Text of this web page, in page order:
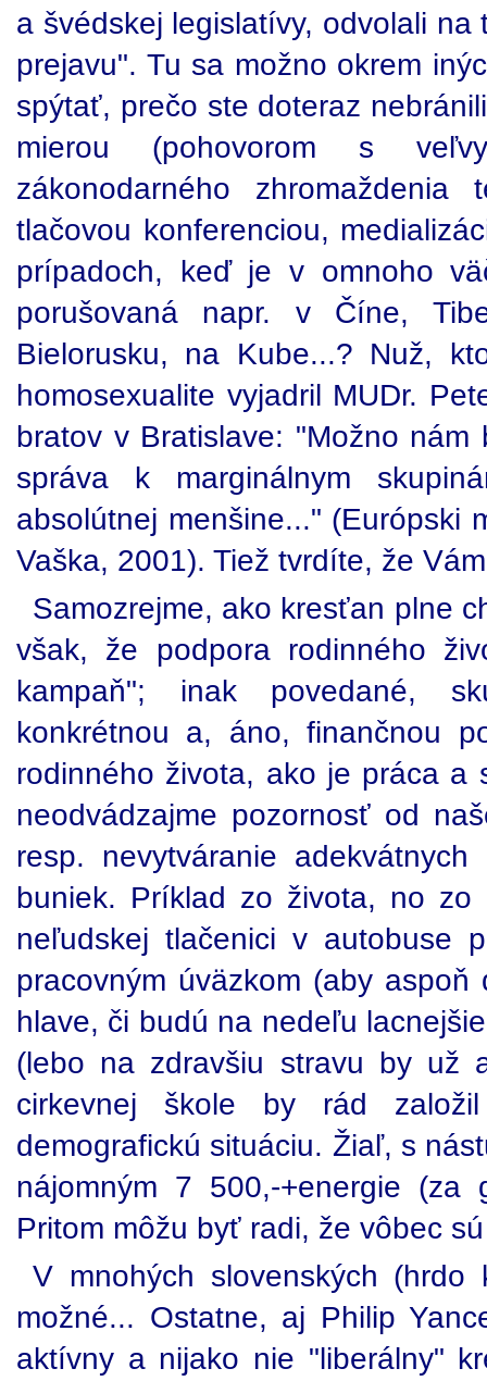
a švédskej legislatívy, odvolali
prejavu". Tu sa možno okrem
spýtať, prečo ste doteraz
mierou (pohovorom s
zákonodarného zhromaždenia
tlačovou konferenciou,
prípadoch, keď je v omnoho
porušovaná napr. v Číne,
Bielorusku, na Kube...? Nuž,
homosexualite vyjadril MUDr.
bratov v Bratislave: "Možno
správa k marginálnym
absolútnej menšine..." (Európski
Vaška, 2001). Tiež tvrdíte, že
Samozrejme, ako kresťan plne
však, že podpora rodinného
kampaň"; inak povedané,
konkrétnou a, áno, finančnou
rodinného života, ako je práca a
neodvádzajme pozornosť od
resp. nevytváranie
buniek. Príklad zo života, no
neľudskej tlačenici v autobuse
pracovným úväzkom (aby
hlave, či budú na nedeľu
(lebo na zdravšiu stravu by už
cirkevnej škole by rád
demografickú situáciu. Žiaľ, s
nájomným 7 500,-+energie
Pritom môžu byť radi, že vôbec
V mnohých slovenských
možné... Ostatne, aj Philip
aktívny a nijako nie "liberálny"